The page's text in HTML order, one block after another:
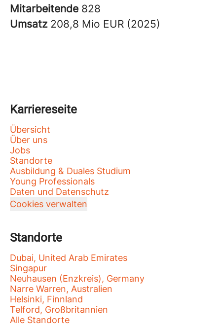
Mitarbeitende 828
Umsatz 208,8 Mio EUR (2025)
Karriereseite
Übersicht
Über uns
Jobs
Standorte
Ausbildung & Duales Studium
Young Professionals
Daten und Datenschutz
Cookies verwalten
Standorte
Dubai, United Arab Emirates
Singapur
Neuhausen (Enzkreis), Germany
Narre Warren, Australien
Helsinki, Finnland
Telford, Großbritannien
Alle Standorte